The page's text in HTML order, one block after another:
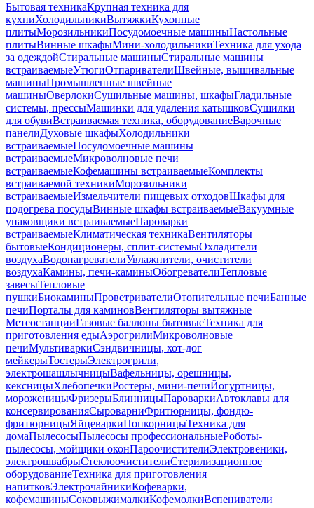
Бытовая техникаКрупная техника для
кухниХолодильникиВытяжкиКухонные
плитыМорозильникиПосудомоечные машиныНастольные
плитыВинные шкафыМини-холодильникиТехника для ухода
за одеждойСтиральные машиныСтиральные машины
встраиваемыеУтюгиОтпаривателиШвейные, вышивальные
машиныПромышленные швейные
машиныОверлокиСушильные машины, шкафыГладильные
системы, прессыМашинки для удаления катышковСушилки
для обувиВстраиваемая техника, оборудованиеВарочные
панелиДуховые шкафыХолодильники
встраиваемыеПосудомоечные машины
встраиваемыеМикроволновые печи
встраиваемыеКофемашины встраиваемыеКомплекты
встраиваемой техникиМорозильники
встраиваемыеИзмельчители пищевых отходовШкафы для
подогрева посудыВинные шкафы встраиваемыеВакуумные
упаковщики встраиваемыеПароварки
встраиваемыеКлиматическая техникаВентиляторы
бытовыеКондиционеры, сплит-системыОхладители
воздухаВодонагревателиУвлажнители, очистители
воздухаКамины, печи-каминыОбогревателиТепловые
завесыТепловые
пушкиБиокаминыПроветривателиОтопительные печиБанные
печиПорталы для каминовВентиляторы вытяжные
МетеостанцииГазовые баллоны бытовыеТехника для
приготовления едыАэрогрилиМикроволновые
печиМультиваркиСэндвичницы, хот-дог
мейкерыТостерыЭлектрогрили,
электрошашлычницыВафельницы, орешницы,
кексницыХлебопечкиРостеры, мини-печиЙогуртницы,
мороженицыФризерыБлинницыПароваркиАвтоклавы для
консервированияСыроварниФритюрницы, фондю-
фритюрницыЯйцеваркиПопкорницыТехника для
домаПылесосыПылесосы профессиональныеРоботы-
пылесосы, мойщики оконПароочистителиЭлектровеники,
электрошвабрыСтеклоочистителиСтерилизационное
оборудованиеТехника для приготовления
напитковЭлектрочайникиКофеварки,
кофемашиныСоковыжималкиКофемолкиВспениватели